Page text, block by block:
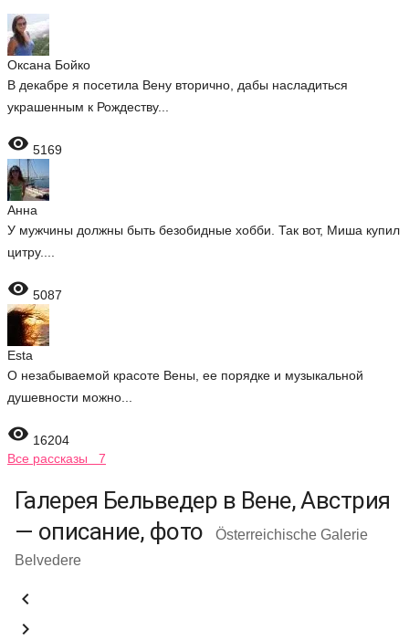
Оксана Бойко
В декабре я посетила Вену вторично, дабы насладиться
украшенным к Рождеству...
 5169
Анна
У мужчины должны быть безобидные хобби. Так вот, Миша купил
цитру....
 5087
Esta
О незабываемой красоте Вены, ее порядке и музыкальной
душевности можно...
 16204
Все рассказы 7
Галерея Бельведер в Вене, Австрия
— описание, фото
Österreichische Galerie
Belvedere

